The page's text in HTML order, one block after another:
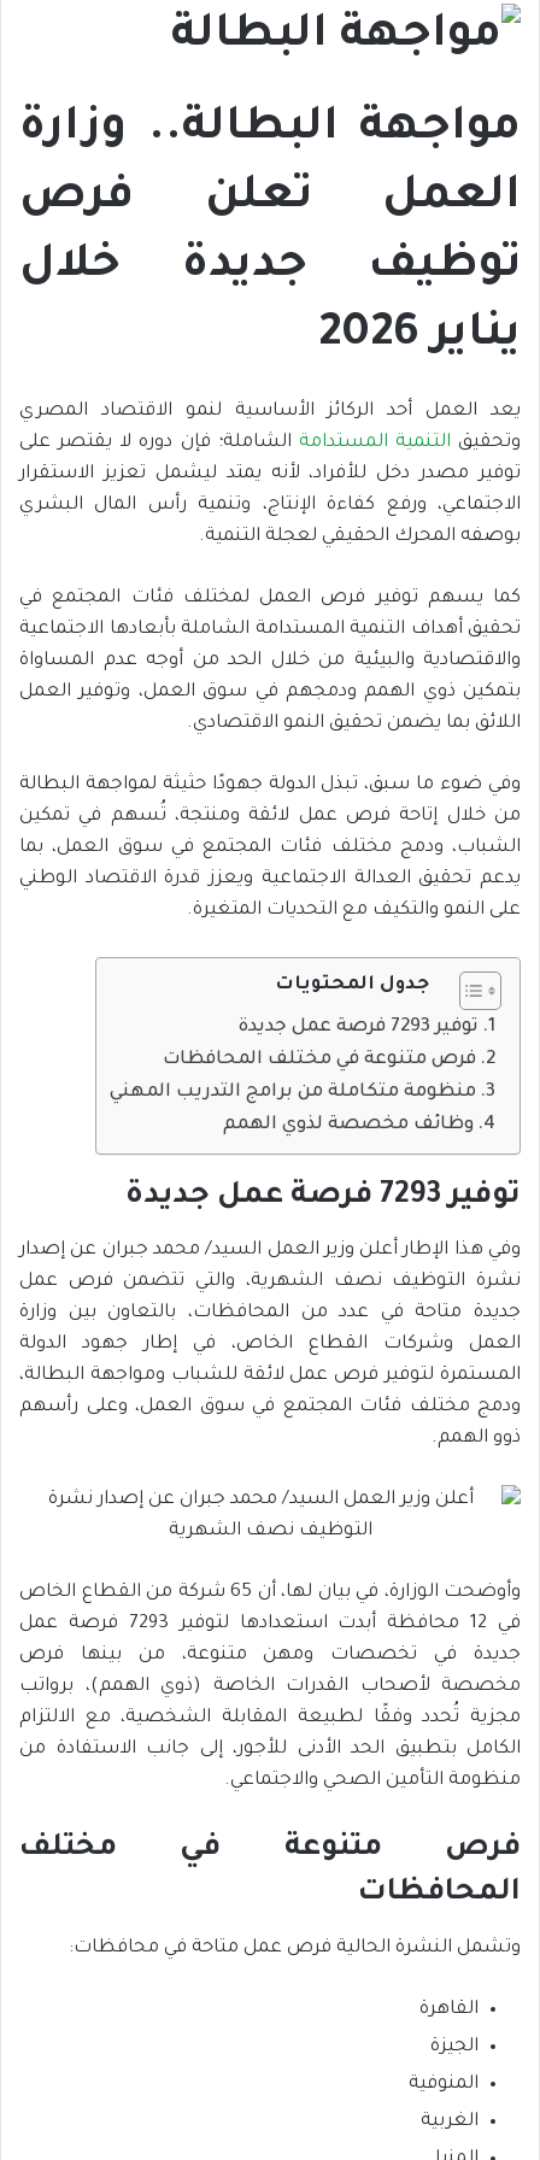
مواجهة البطالة.. وزارة
العمل تعلن فرص
توظيف جديدة خلال
يناير 2026
يعد العمل أحد الركائز الأساسية لنمو الاقتصاد المصري
وتحقيق التنمية المستدامة الشاملة؛ فإن دوره لا يقتصر على
توفير مصدر دخل للأفراد، لأنه يمتد ليشمل تعزيز الاستقرار
الاجتماعي، ورفع كفاءة الإنتاج، وتنمية رأس المال البشري
بوصفه المحرك الحقيقي لعجلة التنمية.
كما يسهم توفير فرص العمل لمختلف فئات المجتمع في
تحقيق أهداف التنمية المستدامة الشاملة بأبعادها الاجتماعية
والاقتصادية والبيئية من خلال الحد من أوجه عدم المساواة
بتمكين ذوي الهمم ودمجهم في سوق العمل، وتوفير العمل
اللائق بما يضمن تحقيق النمو الاقتصادي.
وفي ضوء ما سبق، تبذل الدولة جهودًا حثيثة لمواجهة البطالة
من خلال إتاحة فرص عمل لائقة ومنتجة، تُسهم في تمكين
الشباب، ودمج مختلف فئات المجتمع في سوق العمل، بما
يدعم تحقيق العدالة الاجتماعية ويعزز قدرة الاقتصاد الوطني
على النمو والتكيف مع التحديات المتغيرة.
جدول المحتويات
توفير 7293 فرصة عمل جديدة
فرص متنوعة في مختلف المحافظات
منظومة متكاملة من برامج التدريب المهني
وظائف مخصصة لذوي الهمم
توفير 7293 فرصة عمل جديدة
وفي هذا الإطار أعلن وزير العمل السيد/ محمد جبران عن إصدار
نشرة التوظيف نصف الشهرية، والتي تتضمن فرص عمل
جديدة متاحة في عدد من المحافظات، بالتعاون بين وزارة
العمل وشركات القطاع الخاص، في إطار جهود الدولة
المستمرة لتوفير فرص عمل لائقة للشباب ومواجهة البطالة،
ودمج مختلف فئات المجتمع في سوق العمل، وعلى رأسهم
ذوو الهمم.
وأوضحت الوزارة، في بيان لها، أن 65 شركة من القطاع الخاص
في 12 محافظة أبدت استعدادها لتوفير 7293 فرصة عمل
جديدة في تخصصات ومهن متنوعة، من بينها فرص
مخصصة لأصحاب القدرات الخاصة (ذوي الهمم)، برواتب
مجزية تُحدد وفقًا لطبيعة المقابلة الشخصية، مع الالتزام
الكامل بتطبيق الحد الأدنى للأجور، إلى جانب الاستفادة من
منظومة التأمين الصحي والاجتماعي.
فرص متنوعة في مختلف
المحافظات
وتشمل النشرة الحالية فرص عمل متاحة في محافظات:
القاهرة
الجيزة
المنوفية
الغربية